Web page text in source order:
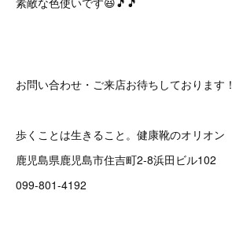
お問い合わせ・ご来店お待ちしております！
歩くことは生きること。健康靴のオリオン
鹿児島県鹿児島市住吉町2-8浜田ビル102
099-801-4192